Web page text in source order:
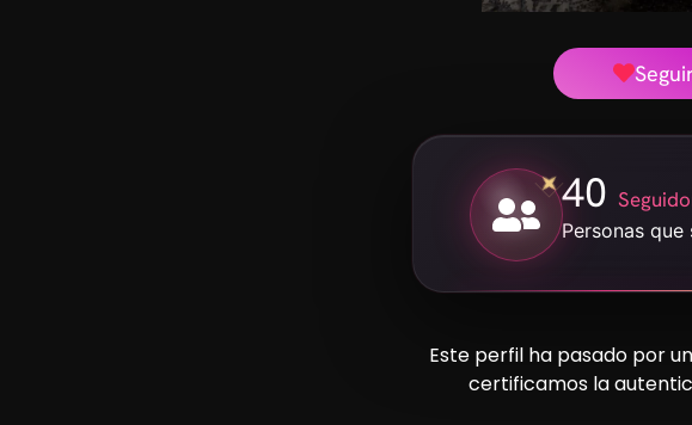
40
Personas
Este perfil ha pasado por
certificamos la